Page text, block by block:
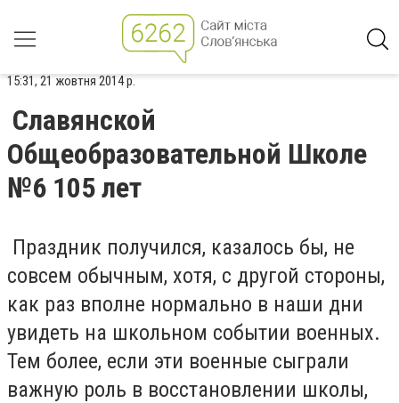
15:31, 21 жовтня 2014 р.
Славянской
Общеобразовательной Школе
№6 105 лет
Праздник получился, казалось бы, не
совсем обычным, хотя, с другой стороны,
как раз вполне нормально в наши дни
увидеть на школьном событии военных.
Тем более, если эти военные сыграли
важную роль в восстановлении школы,